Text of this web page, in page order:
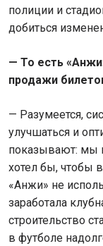
полиции и
добиться
— То есть
продажи
— Разумеется,
улучшаться и
показывают: мы
хотел бы, чтобы
«Анжи» не
заработала
строительство
в футболе